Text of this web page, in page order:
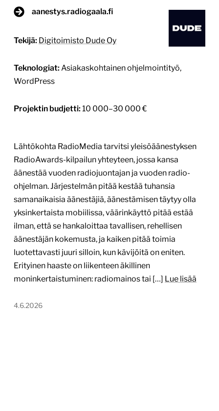
aanestys.radiogaala.fi
Tekijä: Digitoimisto Dude Oy
Teknologiat: Asiakaskohtainen ohjelmointityö,
WordPress
Projektin budjetti: 10 000–30 000 €
Lähtökohta RadioMedia tarvitsi yleisöäänestyksen
RadioAwards-kilpailun yhteyteen, jossa kansa
äänestää vuoden radiojuontajan ja vuoden radio-
ohjelman. Järjestelmän pitää kestää tuhansia
samanaikaisia äänestäjiä, äänestämisen täytyy olla
yksinkertaista mobiilissa, väärinkäyttö pitää estää
ilman, että se hankaloittaa tavallisen, rehellisen
äänestäjän kokemusta, ja kaiken pitää toimia
luotettavasti juuri silloin, kun kävijöitä on eniten.
Erityinen haaste on liikenteen äkillinen
moninkertaistuminen: radiomainos tai […] Lue lisää
4.6.2026